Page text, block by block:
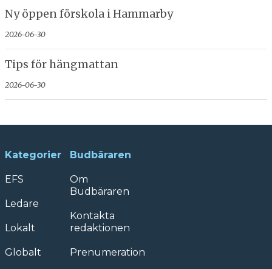
Ny öppen förskola i Hammarby
2026-06-30
Tips för hängmattan
2026-06-30
Kategorier
EFS
Ledare
Lokalt
Globalt
Budbäraren
Om
Budbäraren
Kontakta
redaktionen
Prenumeration